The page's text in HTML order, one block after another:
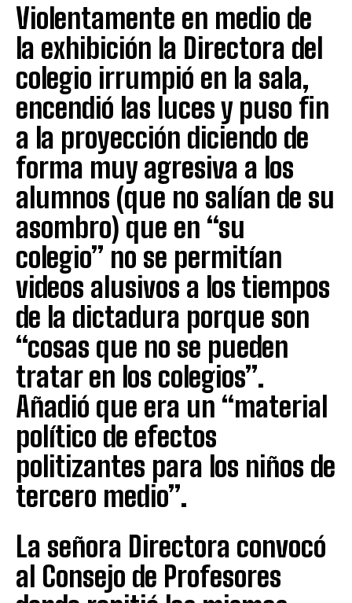
Violentamente en medio de
la exhibición la Directora del
colegio irrumpió en la sala,
encendió las luces y puso fin
a la proyección diciendo de
forma muy agresiva a los
alumnos (que no salían de su
asombro) que en “su
colegio” no se permitían
videos alusivos a los tiempos
de la dictadura porque son
“cosas que no se pueden
tratar en los colegios”.
Añadió que era un “material
político de efectos
politizantes para los niños de
tercero medio”.
La señora Directora convocó
al Consejo de Profesores